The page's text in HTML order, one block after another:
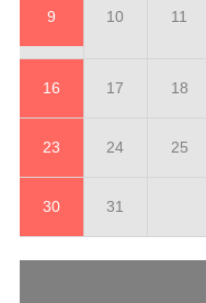
9 10 11
16 17 18
23 24 25
30 31